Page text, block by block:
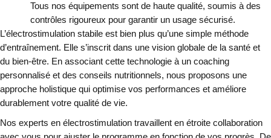
Tous nos équipements sont de haute qualité, soumis à des
contrôles rigoureux pour garantir un usage sécurisé.
L’électrostimulation stabile est bien plus qu’une simple méthode
d’entraînement. Elle s’inscrit dans une vision globale de la santé et
du bien-être. En associant cette technologie à un coaching
personnalisé et des conseils nutritionnels, nous proposons une
approche holistique qui optimise vos performances et améliore
durablement votre qualité de vie.
Nos experts en électrostimulation travaillent en étroite collaboration